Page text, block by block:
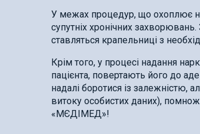
У межах процедур, що охоплює
супутніх хронічних
ставляться крапельниці з
Крім того, у процесі надання
пацієнта, повертають його до
надалі боротися із залежністю,
витоку особистих даних),
«МЄДІМЕД»!